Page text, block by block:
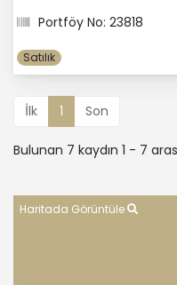
Portföy No: 23818
Satılık
İlk 1 Son
Bulunan 7 kaydın 1 - 7
Haritada Görüntüle